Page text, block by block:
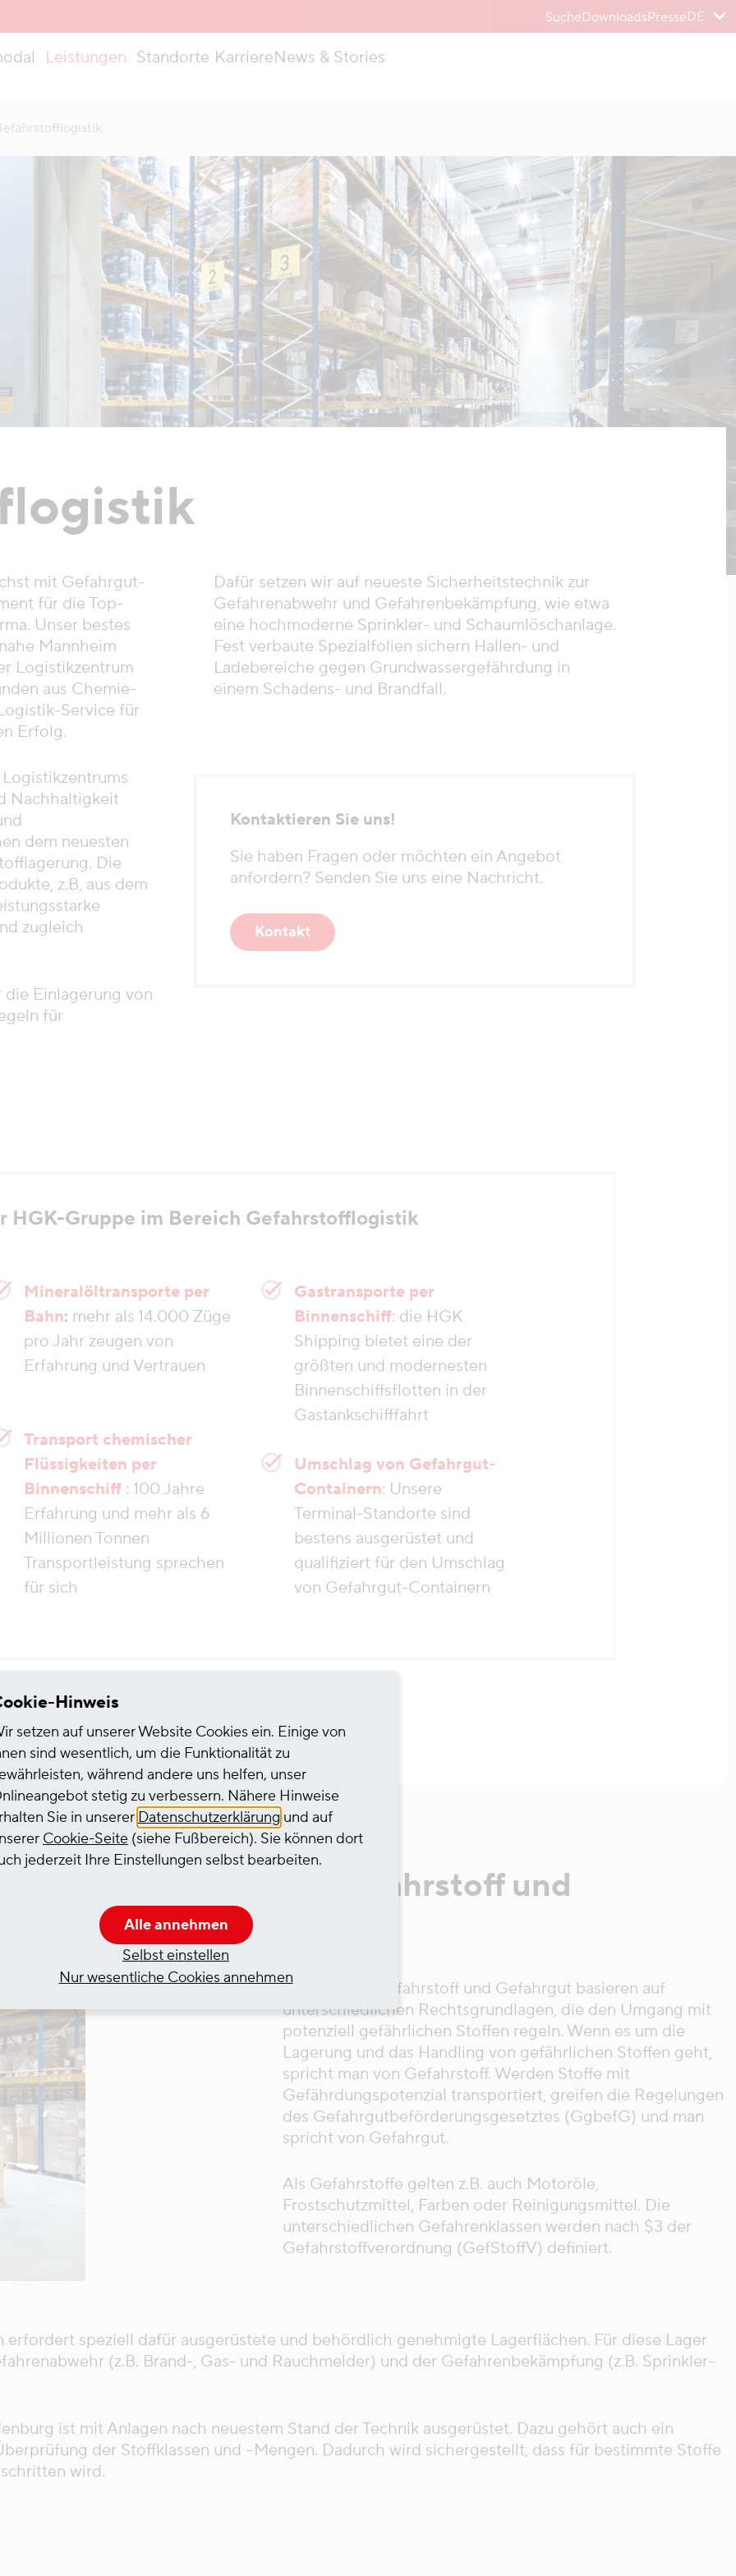
SucheDownloadsPresseDE
Leistungen Standorte KarriereNews & Stories
mit Gefahrgut-
für die Top-
Unser bestes
Mannheim
Logistikzentrum
aus Chemie-
Service für
Erfolg.
Nachhaltigkeit
dem neuesten
Die
z.B, aus dem
zugleich
die Einlagerung von
für
Dafür setzen wir auf neueste Sicherheitstechnik zur
Gefahrenabwehr und Gefahrenbekämpfung, wie etwa
eine hochmoderne Sprinkler- und Schaumlöschanlage.
Fest verbaute Spezialfolien sichern Hallen- und
Ladebereiche gegen Grundwassergefährdung in
einem Schadens- und Brandfall.
Kontaktieren Sie uns!
Sie haben Fragen oder möchten ein Angebot
anfordern? Senden Sie uns eine Nachricht.
Kontakt
HGK-Gruppe im Bereich Gefahrstofflogistik
Mineralöltransporte per
Bahn: mehr als 14.000 Züge
pro Jahr zeugen von
Erfahrung und Vertrauen
Transport chemischer
Flüssigkeiten per
Binnenschiff : 100 Jahre
Erfahrung und mehr als 6
Millionen Tonnen
Transportleistung sprechen
für sich
Gastransporte per
Binnenschiff: die HGK
Shipping bietet eine der
größten und modernesten
Binnenschiffsflotten in der
Gastankschifffahrt
Umschlag von Gefahrgut-
Containern: Unsere
Terminal-Standorte sind
bestens ausgerüstet und
qualifiziert für den Umschlag
von Gefahrgut-Containern
zwischen Gefahrstoff und
Die Begriffe Gefahrstoff und Gefahrgut basieren auf
unterschiedlichen Rechtsgrundlagen, die den Umgang mit
potenziell gefährlichen Stoffen regeln. Wenn es um die
Lagerung und das Handling von gefährlichen Stoffen geht,
spricht man von Gefahrstoff. Werden Stoffe mit
Gefährdungspotenzial transportiert, greifen die Regelungen
des Gefahrgutbeförderungsgesetztes (GgbefG) und man
spricht von Gefahrgut.
Als Gefahrstoffe gelten z.B. auch Motoröle,
Frostschutzmittel, Farben oder Reinigungsmittel. Die
unterschiedlichen Gefahrenklassen werden nach $3 der
Gefahrstoffverordnung (GefStoffV) definiert.
speziell dafür ausgerüstete und behördlich genehmigte Lagerflächen. Für diese Lager
(z.B. Brand-, Gas- und Rauchmelder) und der Gefahrenbekämpfung (z.B. Sprinkler-
ist mit Anlagen nach neuestem Stand der Technik ausgerüstet. Dazu gehört auch ein
der Stoffklassen und –Mengen. Dadurch wird sichergestellt, dass für bestimmte Stoffe
wird.
Hinweis
setzen auf unserer Website Cookies ein. Einige von
sind wesentlich, um die Funktionalität zu
während andere uns helfen, unser
stetig zu verbessern. Nähere Hinweise
Sie in unserer Datenschutzerklärung und auf
Cookie-Seite (siehe Fußbereich). Sie können dort
jederzeit Ihre Einstellungen selbst bearbeiten.
Alle annehmen
Selbst einstellen
Nur wesentliche Cookies annehmen